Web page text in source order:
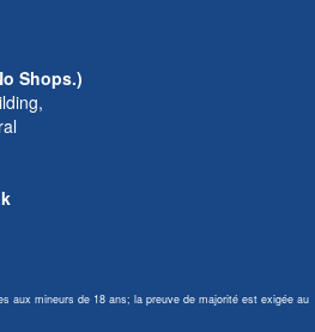
Shops.)
aux mineurs de 18 ans; la preuve de majorité est exigée au